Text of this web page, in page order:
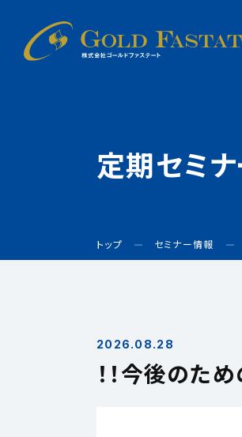
定期セミナ
トップ セミナー情報
2026.08.28
！！今後のた